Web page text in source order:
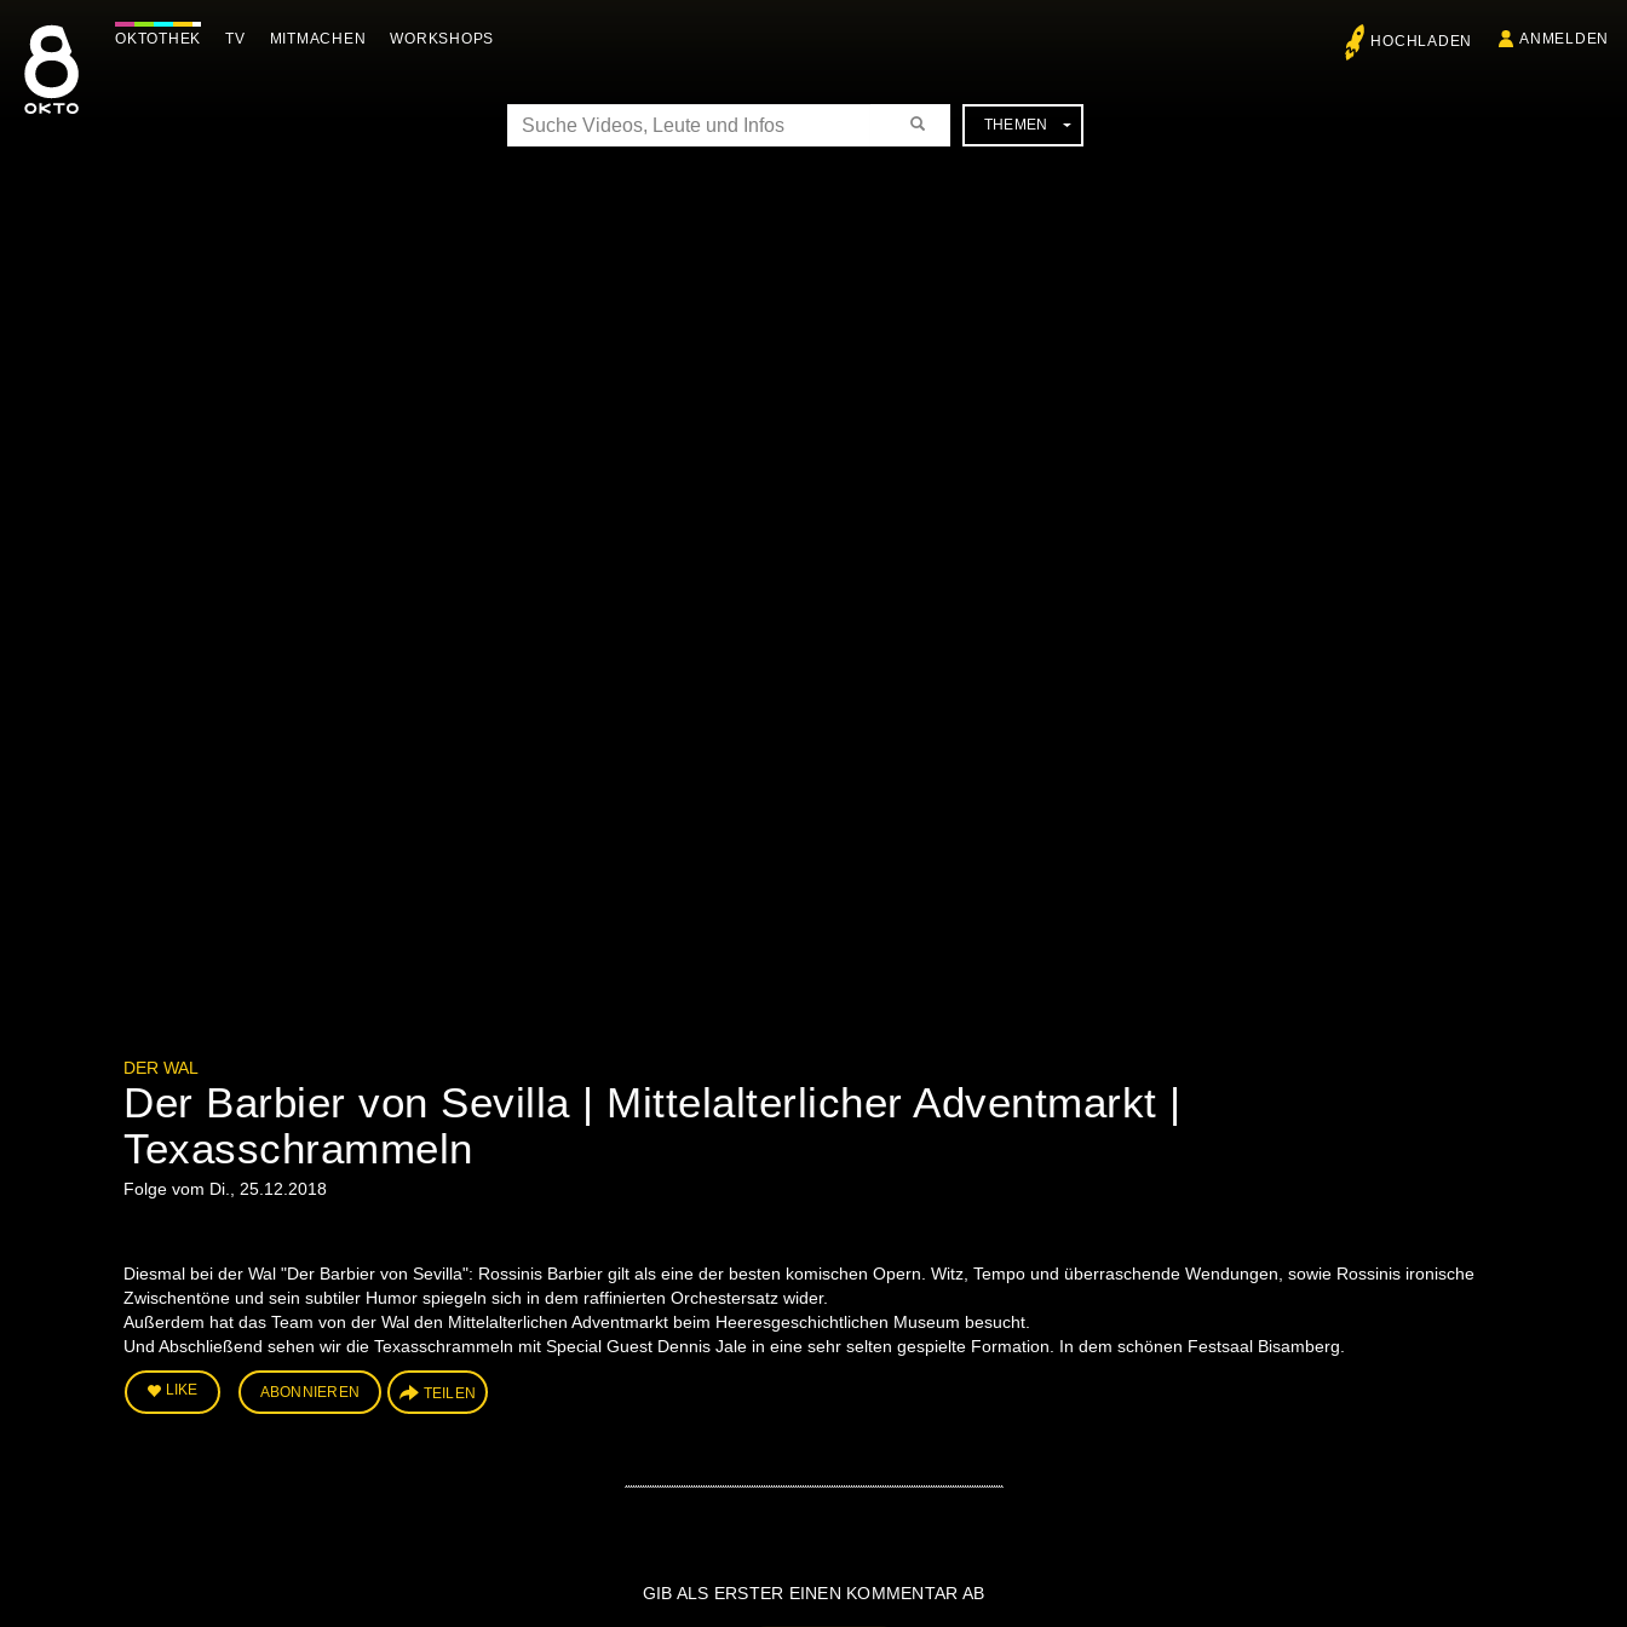
Inhalt
springen
OKTOTHEK TV MITMACHEN WORKSHOPS HOCHLADEN ANMELDEN
SUCHE THEMEN
DER WAL
Der Barbier von Sevilla | Mittelalterlicher Adventmarkt |
Texasschrammeln
Folge vom Di., 25.12.2018
Diesmal bei der Wal "Der Barbier von Sevilla": Rossinis Barbier gilt als eine der besten komischen Opern. Witz, Tempo und überraschende Wendungen, sowie Rossinis ironische
Zwischentöne und sein subtiler Humor spiegeln sich in dem raffinierten Orchestersatz wider.
Außerdem hat das Team von der Wal den Mittelalterlichen Adventmarkt beim Heeresgeschichtlichen Museum besucht.
Und Abschließend sehen wir die Texasschrammeln mit Special Guest Dennis Jale in eine sehr selten gespielte Formation. In dem schönen Festsaal Bisamberg.
LIKE ABONNIEREN TEILEN
GIB ALS ERSTER EINEN KOMMENTAR AB